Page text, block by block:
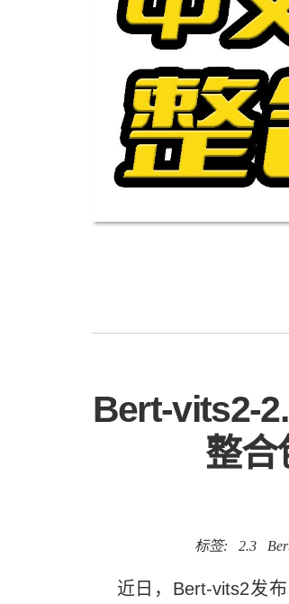
Bert-vits2-
整合
标签: 2.3
近日，Bert-vits2发布